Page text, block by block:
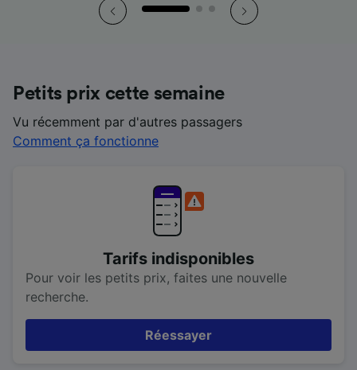
Petits prix cette semaine
Vu récemment par d'autres passagers
Comment ça fonctionne
Tarifs indisponibles
Pour voir les petits prix, faites une nouvelle
recherche.
Réessayer